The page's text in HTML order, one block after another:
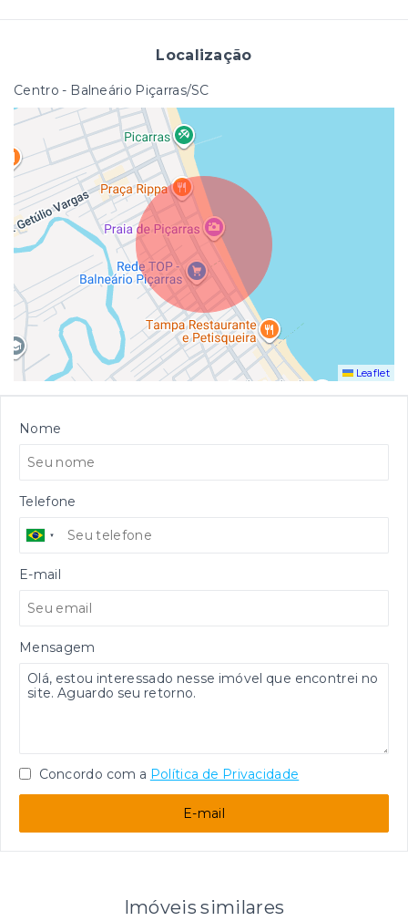
Localização
Centro - Balneário Piçarras/SC
Leaflet
Nome
Telefone
E-mail
Mensagem
Concordo com a Política de Privacidade
E-mail
Imóveis similares